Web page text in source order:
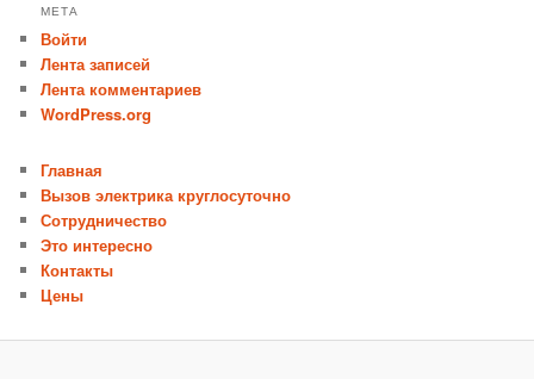
МЕТА
Войти
Лента записей
Лента комментариев
WordPress.org
Главная
Вызов электрика круглосуточно
Сотрудничество
Это интересно
Контакты
Цены